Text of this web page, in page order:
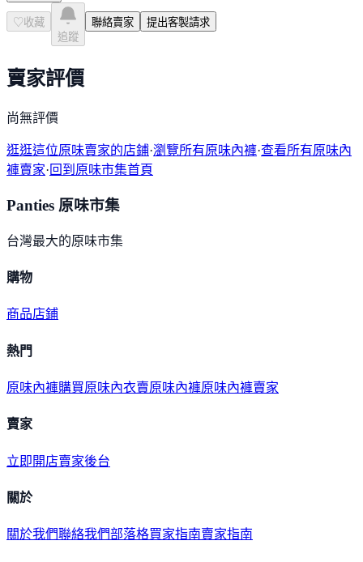
♡收藏
追蹤
聯絡賣家 提出客製請求
賣家評價
尚無評價
逛逛這位原味賣家的店鋪·瀏覽所有原味內褲·查看所有原味內
褲賣家·回到原味市集首頁
Panties 原味市集
台灣最大的原味市集
購物
商品店鋪
熱門
原味內褲購買原味內衣賣原味內褲原味內褲賣家
賣家
立即開店賣家後台
關於
關於我們聯絡我們部落格買家指南賣家指南